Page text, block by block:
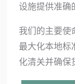
设施提供准确
我们的主要使
最大化本地标
化清关并确保